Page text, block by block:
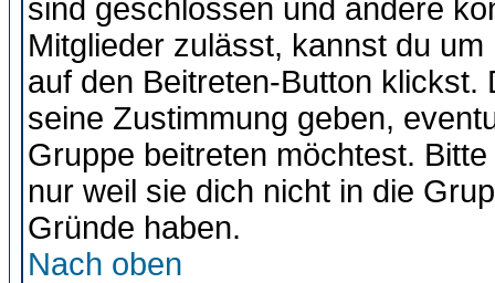
sind geschlossen und andere
Mitglieder zulässt, kannst du
auf den Beitreten-Button
seine Zustimmung geben,
Gruppe beitreten möchtest.
nur weil sie dich nicht in die
Gründe haben.
Nach oben